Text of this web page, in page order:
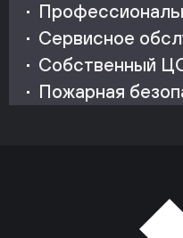
Сервисное
Собственный
Пожарная